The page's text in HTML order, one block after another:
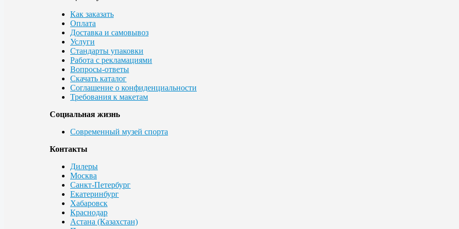
Как заказать
Оплата
Доставка и самовывоз
Услуги
Стандарты упаковки
Работа с рекламациями
Вопросы-ответы
Скачать каталог
Соглашение о конфиденциальности
Требования к макетам
Социальная жизнь
Современный музей спорта
Контакты
Дилеры
Москва
Санкт-Петербург
Екатеринбург
Хабаровск
Краснодар
Астана (Казахстан)